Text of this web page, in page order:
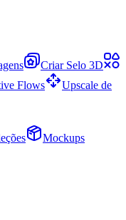
Criar Selo 3D
Flows
Upscale de
Mockups